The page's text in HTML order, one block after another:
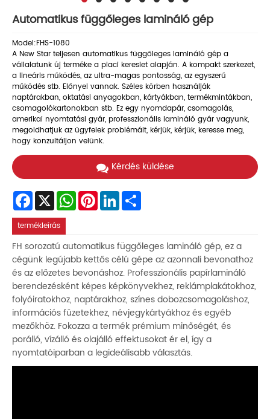
Automatikus függőleges lamináló gép
Model:FHS-1080
A New Star teljesen automatikus függőleges lamináló gép a
vállalatunk új terméke a piaci kereslet alapján. A kompakt szerkezet,
a lineáris működés, az ultra-magas pontosság, az egyszerű
működés stb. Előnyei vannak. Széles körben használják
naptárakban, oktatási anyagokban, kártyákban, termékmintákban,
csomagolókartonokban stb. Ez egy nyomdapár, csomagolás,
amerikai nyomtatási gyár, professzionális lamináló gyár vagyunk,
megoldhatjuk az ügyfelek problémáit, kérjük, kérjük, keresse meg,
hogy konzultáljon velünk.
Kérdés küldése
Facebook
X WhatsAppPinterestLinkedIn
termékleírás
FH sorozatú automatikus függőleges lamináló gép, ez a
cégünk legújabb kettős célú gépe az azonnali bevonathoz
és az előzetes bevonáshoz. Professzionális papírlamináló
berendezésként képes képkönyvekhez, reklámplakátokhoz,
folyóiratokhoz, naptárakhoz, színes dobozcsomagoláshoz,
információs füzetekhez, névjegykártyákhoz és egyéb
mezőkhöz. Fokozza a termék prémium minőségét, és
porálló, vízálló és olajálló effektusokat ér el, így a
nyomtatóiparban a legideálisabb választás.